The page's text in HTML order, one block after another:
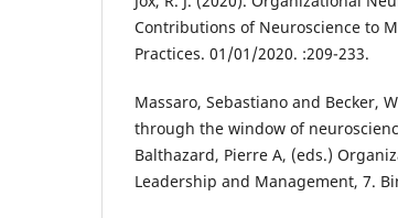
Contributions of Neuroscience to
Practices. 01/01/2020. :209-233.
Massaro, Sebastiano and Becker,
through the window of
Balthazard, Pierre A, (eds.)
Leadership and Management, 7.